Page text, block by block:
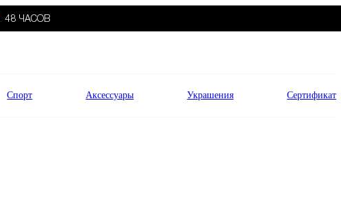
48 ЧАСОВ
Спорт Аксессуары Украшения Сертификат